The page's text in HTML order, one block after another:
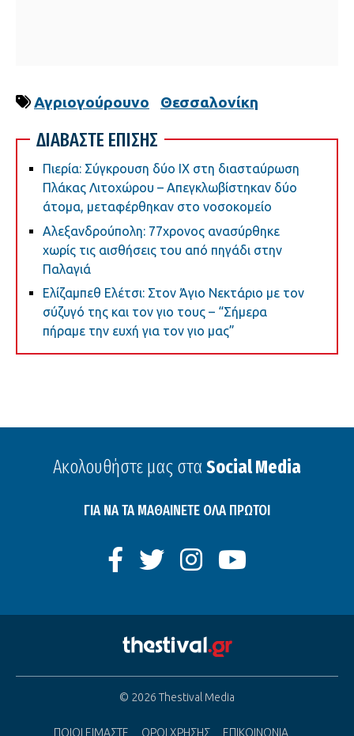
Αγριογούρουνο Θεσσαλονίκη
ΔΙΑΒΑΣΤΕ ΕΠΙΣΗΣ
Πιερία: Σύγκρουση δύο ΙΧ στη διασταύρωση
Πλάκας Λιτοχώρου – Απεγκλωβίστηκαν δύο
άτομα, μεταφέρθηκαν στο νοσοκομείο
Αλεξανδρούπολη: 77χρονος ανασύρθηκε
χωρίς τις αισθήσεις του από πηγάδι στην
Παλαγιά
Ελίζαμπεθ Ελέτσι: Στον Άγιο Νεκτάριο με τον
σύζυγό της και τον γιο τους – “Σήμερα
πήραμε την ευχή για τον γιο μας”
Ακολουθήστε μας στα Social Media
ΓΙΑ ΝΑ ΤΑ ΜΑΘΑΙΝΕΤΕ ΟΛΑ ΠΡΩΤΟΙ
© 2026 Thestival Media
ΠΟΙΟΙ ΕΙΜΑΣΤΕ ΟΡΟΙ ΧΡΗΣΗΣ ΕΠΙΚΟΙΝΩΝΙΑ